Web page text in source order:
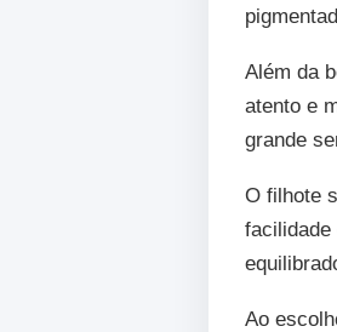
Além da
atento e
grande
O filhote
facilidade
Ao